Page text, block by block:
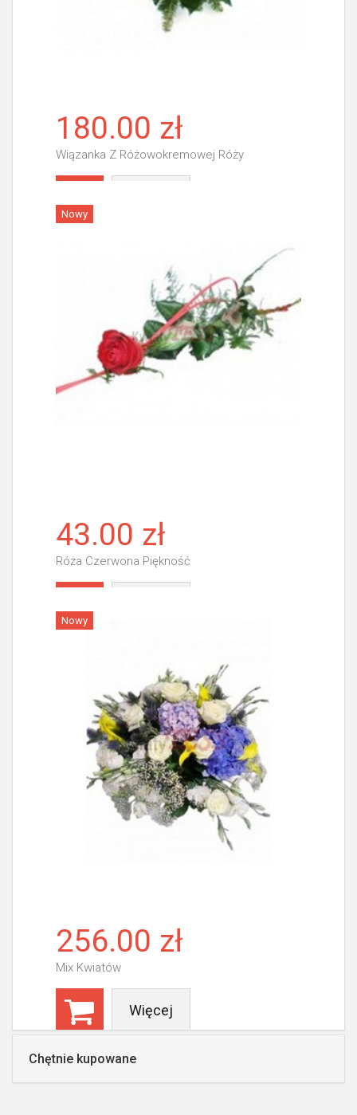
180.00 zł
Wiązanka Z Różowokremowej Róży
Nowy
43.00 zł
Róża Czerwona Piękność
Nowy
256.00 zł
Mix Kwiatów
Więcej
Chętnie kupowane